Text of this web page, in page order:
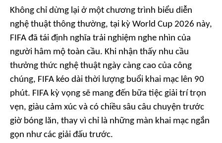
Không chỉ dừng lại ở một chương trình biểu diễn
nghệ thuật thông thường, tại kỳ World Cup 2026 này,
FIFA đã tái định nghĩa trải nghiệm nghe nhìn của
người hâm mộ toàn cầu. Khi nhận thấy nhu cầu
thưởng thức nghệ thuật ngày càng cao của công
chúng, FIFA kéo dài thời lượng buổi khai mạc lên 90
phút. FIFA kỳ vọng sẽ mang đến bữa tiệc giải trí trọn
vẹn, giàu cảm xúc và có chiều sâu câu chuyện trước
giờ bóng lăn, thay vì chỉ là những màn khai mạc ngắn
gọn như các giải đấu trước.